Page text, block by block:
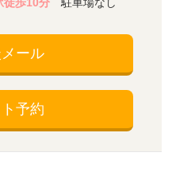
ール
予約